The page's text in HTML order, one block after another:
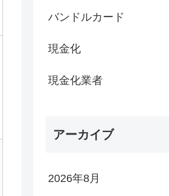
バンドルカード
現金化
現金化業者
アーカイブ
2026年8月